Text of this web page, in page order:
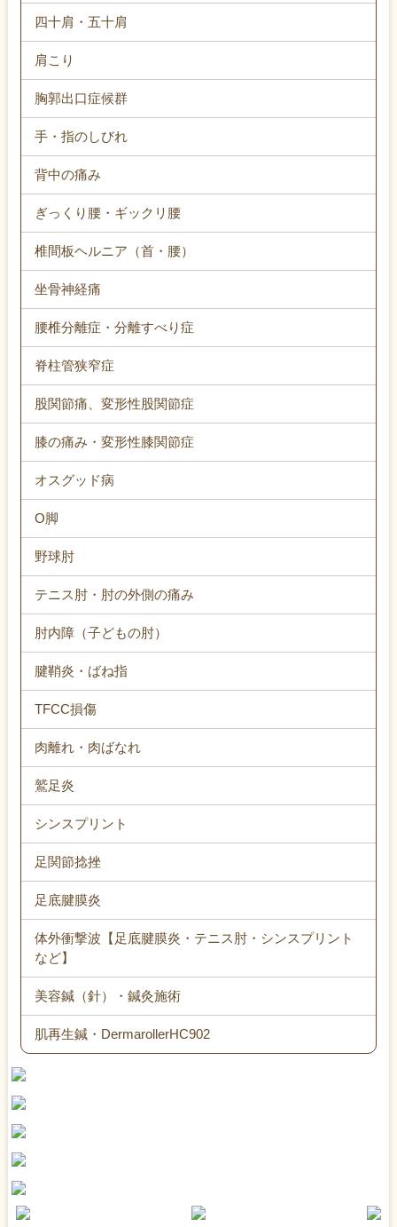
四十肩・五十肩
肩こり
胸郭出口症候群
手・指のしびれ
背中の痛み
ぎっくり腰・ギックリ腰
椎間板ヘルニア（首・腰）
坐骨神経痛
腰椎分離症・分離すべり症
脊柱管狭窄症
股関節痛、変形性股関節症
膝の痛み・変形性膝関節症
オスグッド病
O脚
野球肘
テニス肘・肘の外側の痛み
肘内障（子どもの肘）
腱鞘炎・ばね指
TFCC損傷
肉離れ・肉ばなれ
鷲足炎
シンスプリント
足関節捻挫
足底腱膜炎
体外衝撃波【足底腱膜炎・テニス肘・シンスプリント
など】
美容鍼（針）・鍼灸施術
肌再生鍼・DermarollerHC902